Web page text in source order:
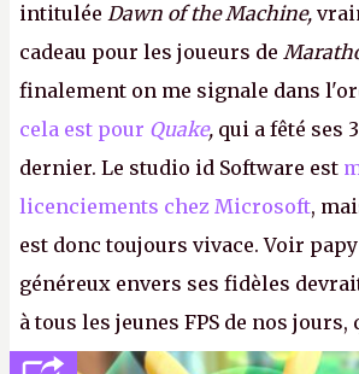
intitulée Dawn of the Machine,
cadeau pour les joueurs de
finalement on me signale dans
cela est pour Quake, qui a fêté ses
dernier. Le studio id Software est
licenciements chez Microsoft,
est donc toujours vivace. Voir papy
généreux envers ses fidèles
à tous les jeunes FPS de nos
politesse et le respect envers